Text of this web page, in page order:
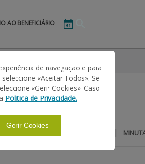
AO BENEFICIÁRIO
|
de navegação e para
«Aceitar Todos». Se
«Gerir Cookies». Caso
Politica de Privacidade.
Gerir Cookies